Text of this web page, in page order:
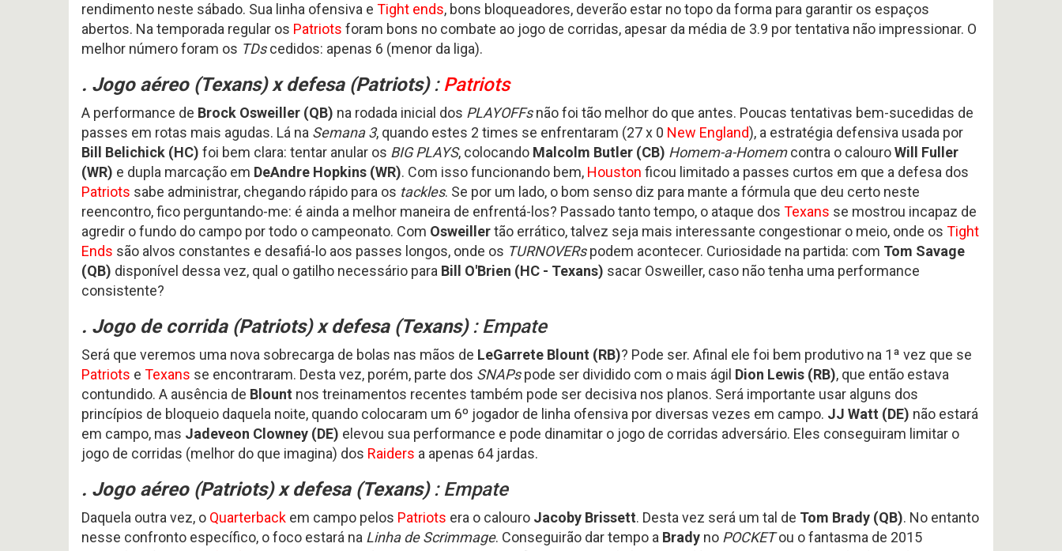
rendimento neste sábado. Sua linha ofensiva e Tight ends, bons bloqueadores, deverão estar no topo da forma para garantir os espaços
abertos. Na temporada regular os Patriots foram bons no combate ao jogo de corridas, apesar da média de 3.9 por tentativa não impressionar. O
melhor número foram os TDscedidos: apenas 6 (menor da liga).
. Jogo aéreo (Texans) x defesa (Patriots):Patriots
A performance de Brock Osweiller (QB) na rodada inicial dos PLAYOFFsnão foi tão melhor do que antes. Poucas tentativas bem-sucedidas de
passes em rotas mais agudas. Lá na Semana 3, quando estes 2 times se enfrentaram (27 x 0 New England), a estratégia defensiva usada por
Bill Belichick (HC) foi bem clara: tentar anular os BIG PLAYS, colocando Malcolm Butler (CB) Homem-a-Homemcontra o calouroWill Fuller
(WR) e dupla marcação em DeAndre Hopkins (WR). Com isso funcionando bem, Houston ficou limitado a passes curtos em que a defesa dos
Patriots sabe administrar, chegando rápido para os tackles. Se por um lado, o bom senso diz para mante a fórmula que deu certo neste
reencontro, fico perguntando-me: é ainda a melhor maneira de enfrentá-los? Passado tanto tempo, o ataque dos Texans se mostrou incapaz de
agredir o fundo do campo por todo o campeonato. Com Osweillertão errático, talvez seja mais interessante congestionar o meio, onde os Tight
Ends são alvos constantes e desafiá-lo aos passes longos, onde os TURNOVERspodem acontecer. Curiosidade na partida: com Tom Savage
(QB) disponível dessa vez, qual o gatilho necessário para Bill O'Brien (HC - Texans) sacar Osweiller, caso não tenha uma performance
consistente?
. Jogo de corrida (Patriots) x defesa (Texans): Empate
Será que veremos uma nova sobrecarga de bolas nas mãos de LeGarrete Blount (RB)? Pode ser. Afinal ele foi bem produtivo na 1ª vez que se
Patriots e Texans se encontraram. Desta vez, porém, parte dos SNAPspode ser dividido com o mais ágil Dion Lewis (RB), que então estava
contundido. A ausência de Blount nos treinamentos recentes também pode ser decisiva nos planos. Será importante usar alguns dos
princípios de bloqueio daquela noite, quando colocaram um 6º jogador de linha ofensiva por diversas vezes em campo. JJ Watt (DE) não estará
em campo, mas Jadeveon Clowney (DE) elevou sua performance e pode dinamitar o jogo de corridas adversário. Eles conseguiram limitar o
jogo de corridas (melhor do que imagina) dos Raiders a apenas 64 jardas.
. Jogo aéreo (Patriots) x defesa (Texans): Empate
Daquela outra vez, o Quarterback em campo pelos Patriots era o calouro Jacoby Brissett. Desta vez será um tal de Tom Brady (QB). No entanto
nesse confronto específico, o foco estará na Linha de Scrimmage. Conseguirão dar tempo a Brady no POCKETou o fantasma de 2015